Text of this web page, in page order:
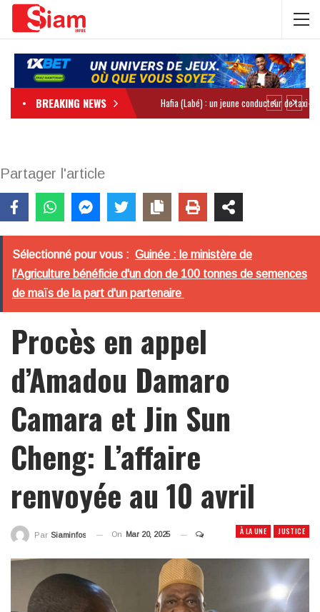
BREAKING NEWS
Partager l'article
Sélectionné pour vous : Guinée : le ministère de
l'Agriculture bénéficie d'un don de 100 tonnes de semences
de maïs de la part d'un partenaire
Procès en appel
d’Amadou Damaro
Camara et Jin Sun
Cheng: L’affaire
renvoyée au 10 avril
À LA UNE JUSTICE
Par Siaminfos On Mar 20, 2025